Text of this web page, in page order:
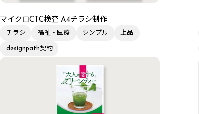
マイクロCTC検査 A4チラシ制作
チラシ 福祉・医療 シンプル 上品
designpath契約